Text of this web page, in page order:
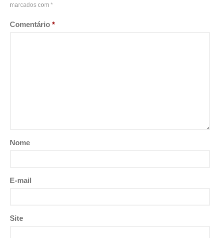
marcados com *
Comentário *
Nome
E-mail
Site